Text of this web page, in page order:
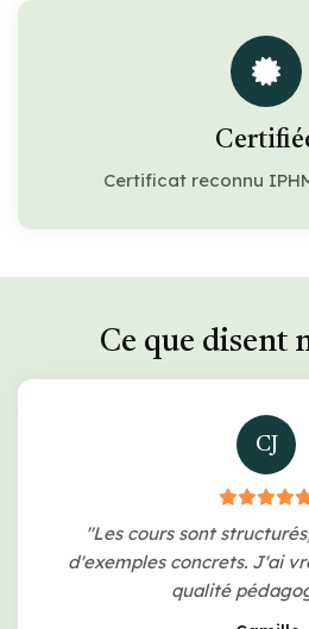
Certificat reconnu
Ce que disent
CJ
"Les cours sont
d'exemples concrets. J'ai
qualité